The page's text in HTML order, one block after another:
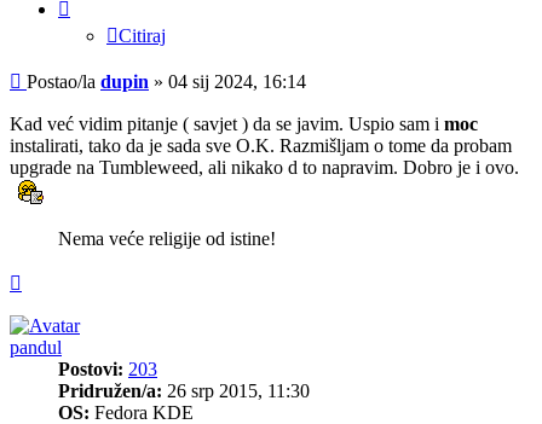
Citiraj
Post
Postao/la dupin » 04 sij 2024, 16:14
Kad već vidim pitanje ( savjet ) da se javim. Uspio sam i moc
instalirati, tako da je sada sve O.K. Razmišljam o tome da probam
upgrade na Tumbleweed, ali nikako d to napravim. Dobro je i ovo.
Nema veće religije od istine!
pandul
Postovi: 203
Pridružen/a: 26 srp 2015, 11:30
OS: Fedora KDE